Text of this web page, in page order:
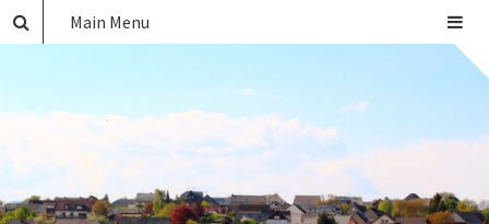
Main Menu